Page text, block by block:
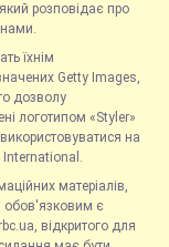
розповідає про
їхнім
Getty Images,
дозволу
логотипом «Styler»
на
International.
матеріалів,
обов'язковим є
відкритого для